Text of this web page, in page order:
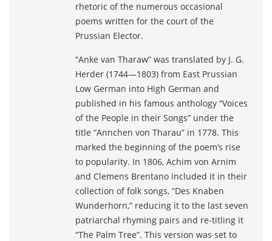
rhetoric of the numerous occasional
poems written for the court of the
Prussian Elector.
“Anke van Tharaw” was translated by J. G.
Herder (1744―1803) from East Prussian
Low German into High German and
published in his famous anthology “Voices
of the People in their Songs” under the
title “Annchen von Tharau” in 1778. This
marked the beginning of the poem’s rise
to popularity. In 1806, Achim von Arnim
and Clemens Brentano included it in their
collection of folk songs, “Des Knaben
Wunderhorn,” reducing it to the last seven
patriarchal rhyming pairs and re-titling it
“The Palm Tree”. This version was set to